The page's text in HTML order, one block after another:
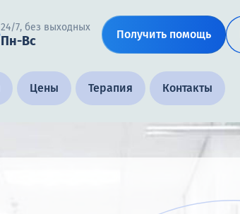
24/7, без выходных
Пн-Вс Получить помощь
Цены Терапия Контакты